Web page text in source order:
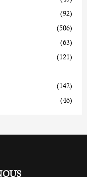
(92)
(506)
(63)
(121)
(142)
(46)